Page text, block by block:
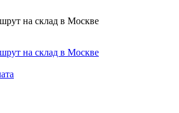
на склад в Москве
на склад в Москве